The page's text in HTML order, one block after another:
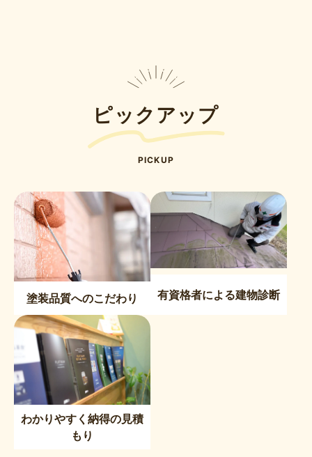
ピックアップ
PICKUP
塗装品質へのこだわり 有資格者による建物診断
わかりやすく納得の見積
もり